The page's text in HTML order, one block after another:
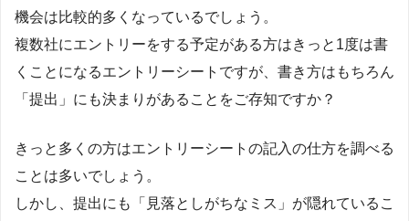
機会は比較的多くなっているでしょう。
複数社にエントリーをする予定がある方はきっと1度は書
くことになるエントリーシートですが、書き方はもちろん
「提出」にも決まりがあることをご存知ですか？
きっと多くの方はエントリーシートの記入の仕方を調べる
ことは多いでしょう。
しかし、提出にも「見落としがちなミス」が隠れているこ